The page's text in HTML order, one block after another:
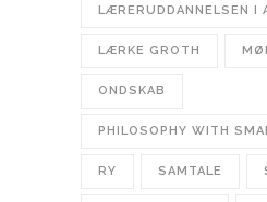
LÆRERUDDANNELSEN I
LÆRKE GROTH
ONDSKAB
PHILOSOPHY WITH
RY SAMTALE